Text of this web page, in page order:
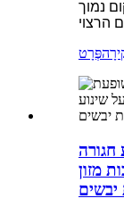
נמוך
פְּרָט
מזון
יבשים